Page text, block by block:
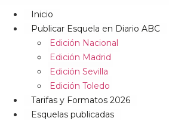
Inicio
Publicar Esquela en Diario ABC
Edición Nacional
Edición Madrid
Edición Sevilla
Edición Toledo
Tarifas y Formatos 2026
Esquelas publicadas